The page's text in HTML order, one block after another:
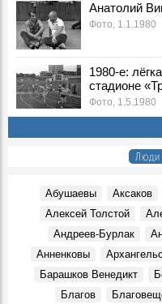
Встреча в Ульяновске
Фото, 6 Августа 1996
Тутта Ларсен в
моей профессии»
События, 6 Августа 2023
Екатерина Гусева в
Герои, 6 Августа 2023
В ульяновском музее
События, 6 Августа 2024
У ансамбля «Волга»
руководитель
На открытие сезона в
театралов ждёт «Кара…»
События, 6 Августа 2025
Анатолий
Фото, 1.1.1980
1980-е:
стадионе
Фото, 1.5.1980
Люди
Абушаевы Аксаков
Алексей Толстой
Андреев-Бурлак
Анненковы
Барашков Венедикт
Благов